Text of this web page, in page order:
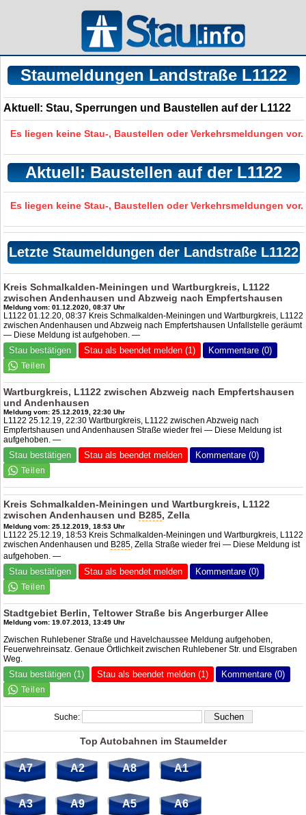
Staumeldungen Landstraße L1122
Aktuell: Stau, Sperrungen und Baustellen auf der L1122
Es liegen keine Stau-, Baustellen oder Verkehrsmeldungen vor.
Aktuell: Baustellen auf der L1122
Es liegen keine Stau-, Baustellen oder Verkehrsmeldungen vor.
Letzte Staumeldungen der Landstraße L1122
Kreis Schmalkalden-Meiningen und Wartburgkreis, L1122
zwischen Andenhausen und Abzweig nach Empfertshausen
Meldung vom: 01.12.2020, 08:37 Uhr
L1122 01.12.20, 08:37 Kreis Schmalkalden-Meiningen und Wartburgkreis, L1122
zwischen Andenhausen und Abzweig nach Empfertshausen Unfallstelle geräumt
— Diese Meldung ist aufgehoben. —
Stau bestätigen Stau als beendet melden (1) Kommentare (0)
Wartburgkreis, L1122 zwischen Abzweig nach Empfertshausen
und Andenhausen
Meldung vom: 25.12.2019, 22:30 Uhr
L1122 25.12.19, 22:30 Wartburgkreis, L1122 zwischen Abzweig nach
Empfertshausen und Andenhausen Straße wieder frei — Diese Meldung ist
aufgehoben. —
Stau bestätigen Stau als beendet melden Kommentare (0)
Kreis Schmalkalden-Meiningen und Wartburgkreis, L1122
zwischen Andenhausen und B285, Zella
Meldung vom: 25.12.2019, 18:53 Uhr
L1122 25.12.19, 18:53 Kreis Schmalkalden-Meiningen und Wartburgkreis, L1122
zwischen Andenhausen und B285, Zella Straße wieder frei — Diese Meldung ist
aufgehoben. —
Stau bestätigen Stau als beendet melden Kommentare (0)
Stadtgebiet Berlin, Teltower Straße bis Angerburger Allee
Meldung vom: 19.07.2013, 13:49 Uhr
Zwischen Ruhlebener Straße und Havelchaussee Meldung aufgehoben,
Feuerwehreinsatz. Genaue Örtlichkeit zwischen Ruhlebener Str. und Elsgraben
Weg.
Stau bestätigen (1) Stau als beendet melden (1) Kommentare (0)
Suche:
Top Autobahnen im Staumelder
A7 A2 A8 A1
A3 A9 A5 A6